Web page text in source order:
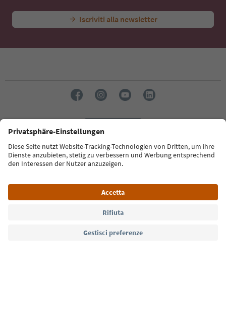
Iscriviti alla newsletter
Südtirol Guide App